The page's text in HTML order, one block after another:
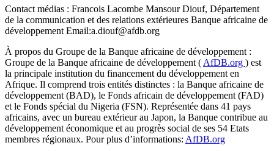
Contact médias : Francois Lacombe Mansour Diouf, Département
de la communication et des relations extérieures Banque africaine de
développement Email:a.diouf@afdb.org
À propos du Groupe de la Banque africaine de développement :
Groupe de la Banque africaine de développement ( AfDB.org ) est
la principale institution du financement du développement en
Afrique. Il comprend trois entités distinctes : la Banque africaine de
développement (BAD), le Fonds africain de développement (FAD)
et le Fonds spécial du Nigeria (FSN). Représentée dans 41 pays
africains, avec un bureau extérieur au Japon, la Banque contribue au
développement économique et au progrès social de ses 54 Etats
membres régionaux. Pour plus d’informations: AfDB.org